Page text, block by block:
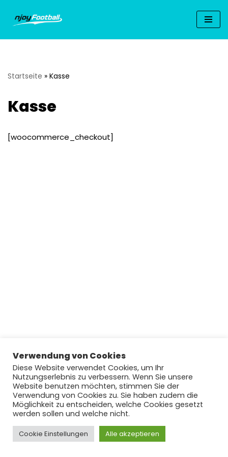
Zum
Inhalt
Startseite » Kasse
Kasse
[woocommerce_checkout]
Copyright © 2022 by njoyFootball.de #lovefootball
Verwendung von Cookies
Diese Website verwendet Cookies, um Ihr
Nutzungserlebnis zu verbessern. Wenn Sie unsere
Website benutzen möchten, stimmen Sie der
Verwendung von Cookies zu. Sie haben zudem die
Möglichkeit zu entscheiden, welche Cookies gesetzt
werden sollen und welche nicht.
Cookie Einstellungen Alle akzeptieren